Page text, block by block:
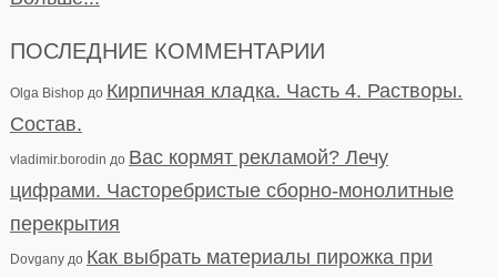
ПОСЛЕДНИЕ КОММЕНТАРИИ
Olga Bishopдо Кирпичная кладка. Часть 4. Растворы.
Состав.
vladimir.borodin до Вас кормят рекламой? Лечу
цифрами. Часторебристые сборно-монолитные
перекрытия
Dovganyдо Как выбрать материалы пирожка при